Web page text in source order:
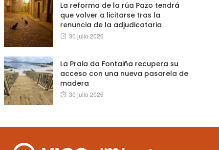
La reforma de la rúa Pazo tendrá
que volver a licitarse tras la
renuncia de la adjudicataria
Posted
30 julio 2026
La Praia da Fontaiña recupera su
acceso con una nueva pasarela de
madera
Posted
30 julio 2026